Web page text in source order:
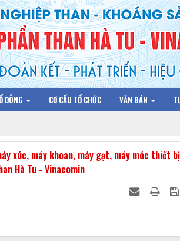
ĐÔNG CƠ CẤU TỔ CHỨC VĂN BẢN
xúc, máy khoan, máy gạt, máy móc thiết bị
Hà Tu - Vinacomin